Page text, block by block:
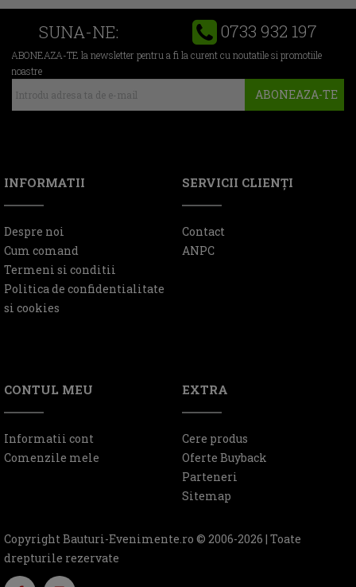
SUNA-NE: 0733 932 197
ABONEAZA-TE la newsletter pentru a fi la curent cu noutatile si promotiile
noastre
ABONEAZA-TE
INFORMATII
Despre noi
Cum comand
Termeni si conditii
Politica de confidentialitate
si cookies
SERVICII CLIENŢI
Contact
ANPC
CONTUL MEU
Informatii cont
Comenzile mele
EXTRA
Cere produs
Oferte Buyback
Parteneri
Sitemap
Copyright Bauturi-Evenimente.ro © 2006-2026 | Toate
drepturile rezervate